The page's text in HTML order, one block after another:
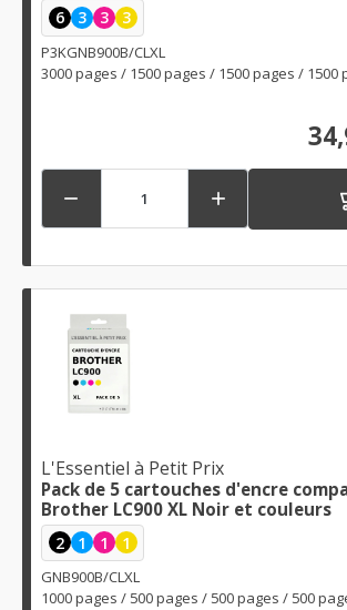
6 3 3 3
P3KGNB900B/CLXL
3000 pages / 1500 pages / 1500 pages / 1500
 
L'Essentiel à Petit Prix
Pack de 5 cartouches d'encre
Brother LC900 XL Noir et couleurs
2 1 1 1
GNB900B/CLXL
1000 pages / 500 pages / 500 pages / 500